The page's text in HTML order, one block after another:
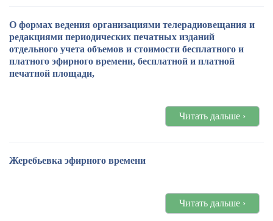
О формах ведения организациями телерадиовещания и
редакциями периодических печатных изданий
отдельного учета объемов и стоимости бесплатного и
платного эфирного времени, бесплатной и платной
печатной площади,
Читать дальше ›
Жеребьевка эфирного времени
Читать дальше ›